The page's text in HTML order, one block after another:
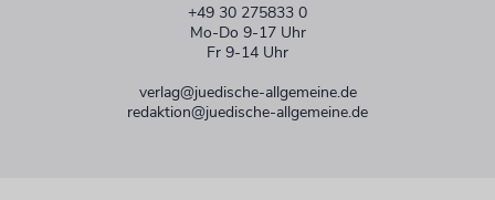
+49 30 275833 0
Mo-Do 9-17 Uhr
Fr 9-14 Uhr
verlag@juedische-allgemeine.de
redaktion@juedische-allgemeine.de